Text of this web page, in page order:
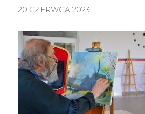
20 CZERWCA 2023